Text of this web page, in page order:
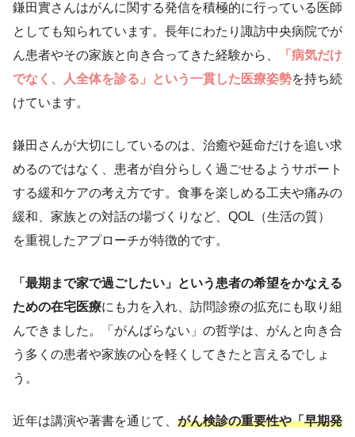
鎌田實さんはがんに関する発信を積極的に行っている医師
としても知られています。長年にわたり諏訪中央病院でが
ん患者やその家族と向き合ってきた経験から、
「病気だけ
でなく、人全体を診る」という一貫した医療姿勢を持ち続
けています。
鎌田さんが大切にしているのは、治癒や延命だけを追い求
めるのではなく、患者が自分らしく過ごせるようサポート
する緩和ケアの考え方です。食事を楽しめる工夫や痛みの
緩和、家族との対話の場づくりなど、QOL（生活の質）
を重視したアプローチが特徴的です。
「最期まで家で過ごしたい」という患者の希望をかなえる
ための在宅医療にも力を入れ、訪問診療の拡充にも取り組
んできました。「がんばらない」の哲学は、がんと向き合
う多くの患者や家族の心を軽くしてきたと言えるでしょ
う。
近年は講演や著書を通じて、 がん検診の重要性や「早期発